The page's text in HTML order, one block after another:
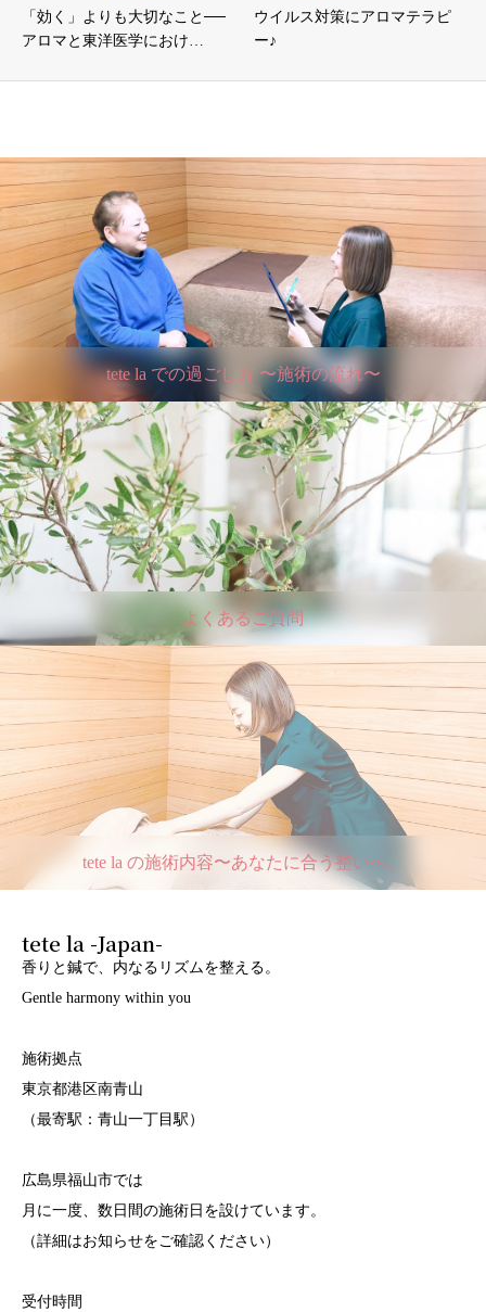
「効く」よりも大切なこと──
アロマと東洋医学におけ…
ウイルス対策にアロマテラピ
ー♪
tete la での過ごし方 〜施術の流れ〜
よくあるご質問
tete la の施術内容〜あなたに合う整いへ。
tete la -Japan-
香りと鍼で、内なるリズムを整える。
Gentle harmony within you
施術拠点
東京都港区南青山
（最寄駅：青山一丁目駅）
広島県福山市では
月に一度、数日間の施術日を設けています。
（詳細はお知らせをご確認ください）
受付時間